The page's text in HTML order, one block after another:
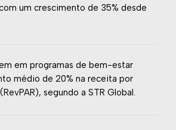
um crescimento de 35% desde
em programas de bem-estar
médio de 20% na receita por
segundo a STR Global.